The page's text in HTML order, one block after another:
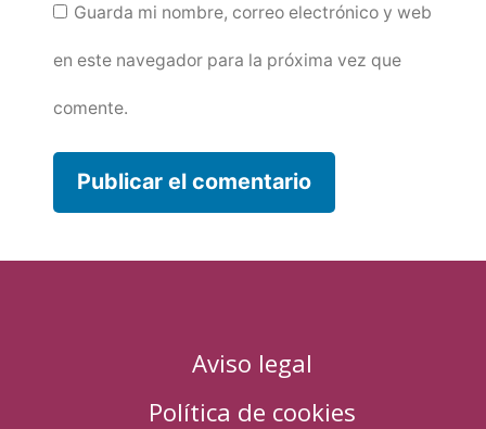
Guarda mi nombre, correo electrónico y web
en este navegador para la próxima vez que
comente.
Aviso legal
Política de cookies